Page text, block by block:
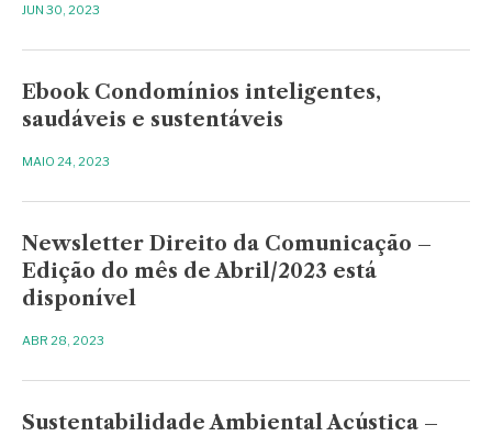
JUN 30, 2023
Ebook Condomínios inteligentes,
saudáveis e sustentáveis
MAIO 24, 2023
Newsletter Direito da Comunicação –
Edição do mês de Abril/2023 está
disponível
ABR 28, 2023
Sustentabilidade Ambiental Acústica –